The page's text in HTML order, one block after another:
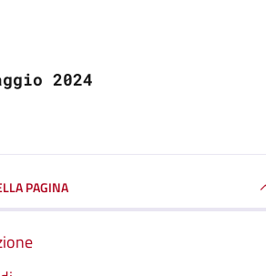
2024
PAGINA